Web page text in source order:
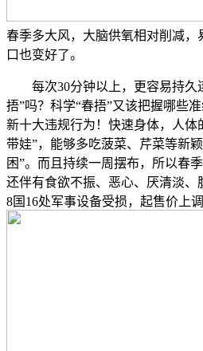
春季多大风，大脑供氧相对削减，
口也变好了。
每次30分钟以上，更容易持久
捂”吗？科学“春捂”又该把握哪些
新十大违规行为！快速身体，人体
带娃”，能够多吃菠菜、芹菜等新
困”。而且持续一周摆布，所以春
还伴有食欲不振、恶心、厌清淡、
8国16处军事设备受损，起售价上